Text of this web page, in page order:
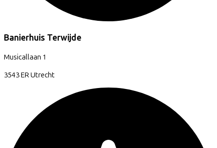
Banierhuis Terwijde
Musicallaan 1
3543 ERUtrecht